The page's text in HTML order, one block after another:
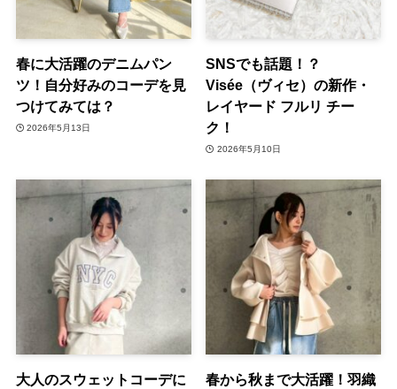
春に大活躍のデニムパン
ツ！自分好みのコーデを見
つけてみては？
2026年5月13日
SNSでも話題！？
Visée（ヴィセ）の新作・
レイヤード フルリ チー
ク！
2026年5月10日
大人のスウェットコーデに
春から秋まで大活躍！羽織